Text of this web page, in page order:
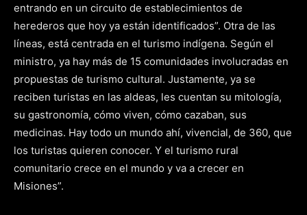
entrando en un circuito de establecimientos de
herederos que hoy ya están identificados”. Otra de las
líneas, está centrada en el turismo indígena. Según el
ministro, ya hay más de 15 comunidades involucradas en
propuestas de turismo cultural. Justamente, ya se
reciben turistas en las aldeas, les cuentan su mitología,
su gastronomía, cómo viven, cómo cazaban, sus
medicinas. Hay todo un mundo ahí, vivencial, de 360, que
los turistas quieren conocer. Y el turismo rural
comunitario crece en el mundo y va a crecer en
Misiones”.